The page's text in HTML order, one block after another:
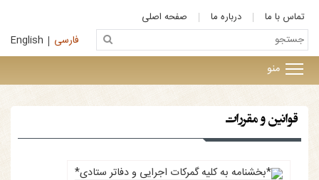
تماس با ما درباره ما
صفحه اصلی
English
فارسی
منو
قوانین و مقررات